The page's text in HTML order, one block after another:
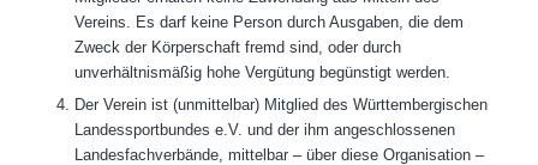
Vereins. Es darf keine Person durch Ausgaben, die dem
Zweck der Körperschaft fremd sind, oder durch
unverhältnismäßig hohe Vergütung begünstigt werden.
Der Verein ist (unmittelbar) Mitglied des Württembergischen
Landessportbundes e.V. und der ihm angeschlossenen
Landesfachverbände, mittelbar – über diese Organisation –